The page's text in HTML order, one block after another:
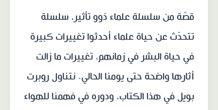
قصّة من سلسلة علماء ذوو تأثير، سلسلة
تتحدّث عن حياة علماء أحدثوا تغييرات كبيرة
في حياة البشر في زمانهم، تغييرات ما زالت
أثارها واضحة حتى يومنا الحالي. نتناول روبرت
بويل في هذا الكتاب، ودوره في فهمنا للهواء